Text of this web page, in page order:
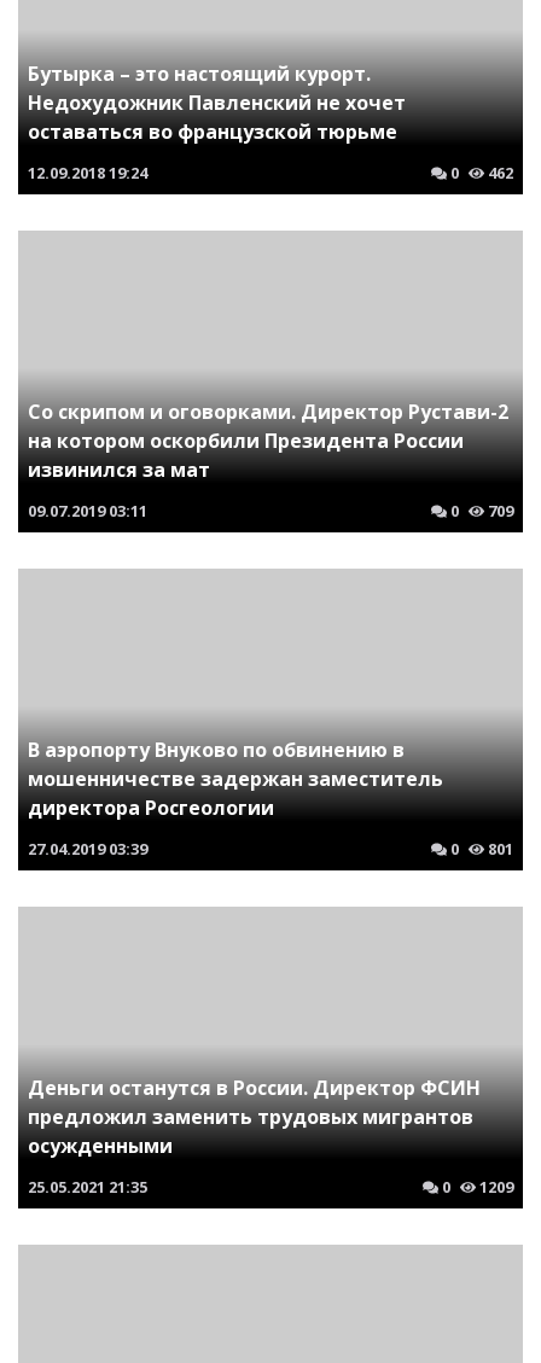
Бутырка – это настоящий курорт.
Недохудожник Павленский не хочет
оставаться во французской тюрьме
12.09.201819:24 0 462
Со скрипом и оговорками. Директор Рустави-2
на котором оскорбили Президента России
извинился за мат
09.07.2019 03:11 0 709
В аэропорту Внуково по обвинению в
мошенничестве задержан заместитель
директора Росгеологии
27.04.2019 03:39 0 801
Деньги останутся в России. Директор ФСИН
предложил заменить трудовых мигрантов
осужденными
25.05.2021 21:35 0 1209